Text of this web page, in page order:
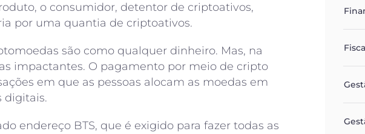
o consumidor, detentor de criptoativos,
por uma quantia de criptoativos.
são como qualquer dinheiro. Mas, na
impactantes. O pagamento por meio de cripto
em que as pessoas alocam as moedas em
digitais.
endereço BTS, que é exigido para fazer todas as